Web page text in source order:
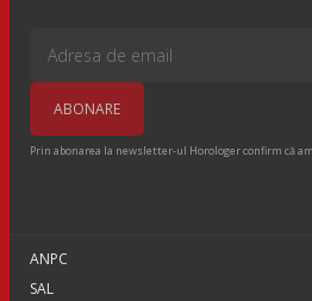
Prin abonarea la newsletter-ul Horologer confirm că
ANPC
SAL